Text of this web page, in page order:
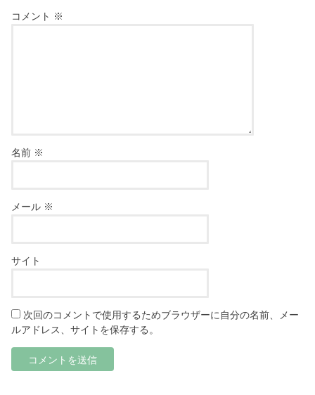
コメント ※
名前 ※
メール ※
サイト
次回のコメントで使用するためブラウザーに自分の名前、メー
ルアドレス、サイトを保存する。